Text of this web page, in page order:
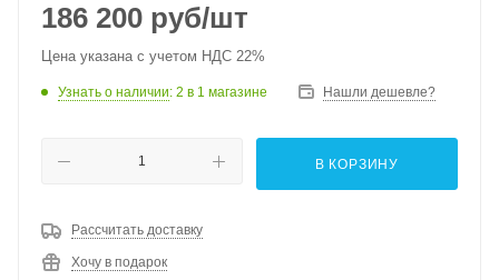
186 200 руб/шт
Цена указана с учетом НДС 22%
Узнать о наличии: 2 в 1 магазине Нашли дешевле?
В КОРЗИНУ
Рассчитать доставку
Хочу в подарок